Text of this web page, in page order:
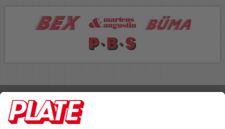
Rufen Sie uns an 04298 401-0
Lieferbedingungen Impressum